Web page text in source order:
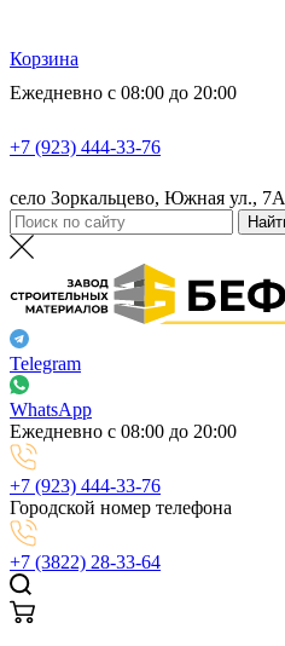
Корзина
Ежедневно с 08:00 до 20:00
+7 (923) 444-33-76
село Зоркальцево, Южная ул., 7А
Telegram
WhatsApp
Ежедневно с 08:00 до 20:00
+7 (923) 444-33-76
Городской номер телефона
+7 (3822) 28-33-64